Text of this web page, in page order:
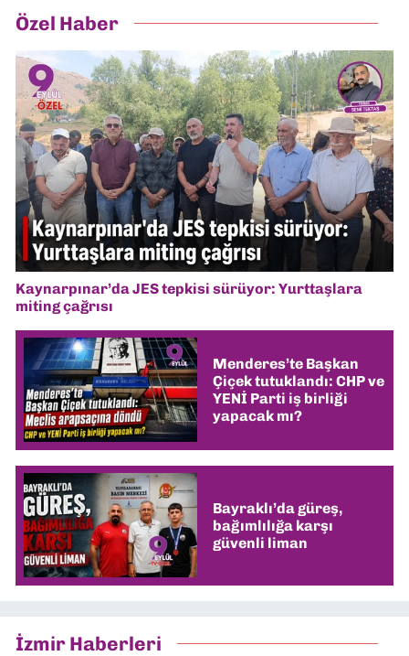
Özel Haber
Kaynarpınar’da JES tepkisi sürüyor: Yurttaşlara
miting çağrısı
Menderes’te Başkan
Çiçek tutuklandı: CHP ve
YENİ Parti iş birliği
yapacak mı?
Bayraklı’da güreş,
bağımlılığa karşı
güvenli liman
İzmir Haberleri